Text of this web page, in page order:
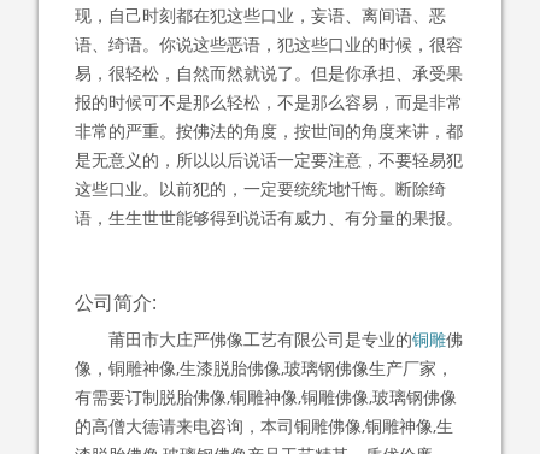
现，自己时刻都在犯这些口业，妄语、离间语、恶
语、绮语。你说这些恶语，犯这些口业的时候，很容
易，很轻松，自然而然就说了。但是你承担、承受果
报的时候可不是那么轻松，不是那么容易，而是非常
非常的严重。按佛法的角度，按世间的角度来讲，都
是无意义的，所以以后说话一定要注意，不要轻易犯
这些口业。以前犯的，一定要统统地忏悔。断除绮
语，生生世世能够得到说话有威力、有分量的果报。
公司简介:
莆田市大庄严佛像工艺有限公司是专业的铜雕佛
像，铜雕神像,生漆脱胎佛像,玻璃钢佛像生产厂家，
有需要订制脱胎佛像,铜雕神像,铜雕佛像,玻璃钢佛像
的高僧大德请来电咨询，本司铜雕佛像,铜雕神像,生